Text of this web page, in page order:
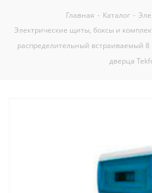
Главная - Каталог -
Электрические щиты, боксы и
распределительный встраиваемый 8
дверца